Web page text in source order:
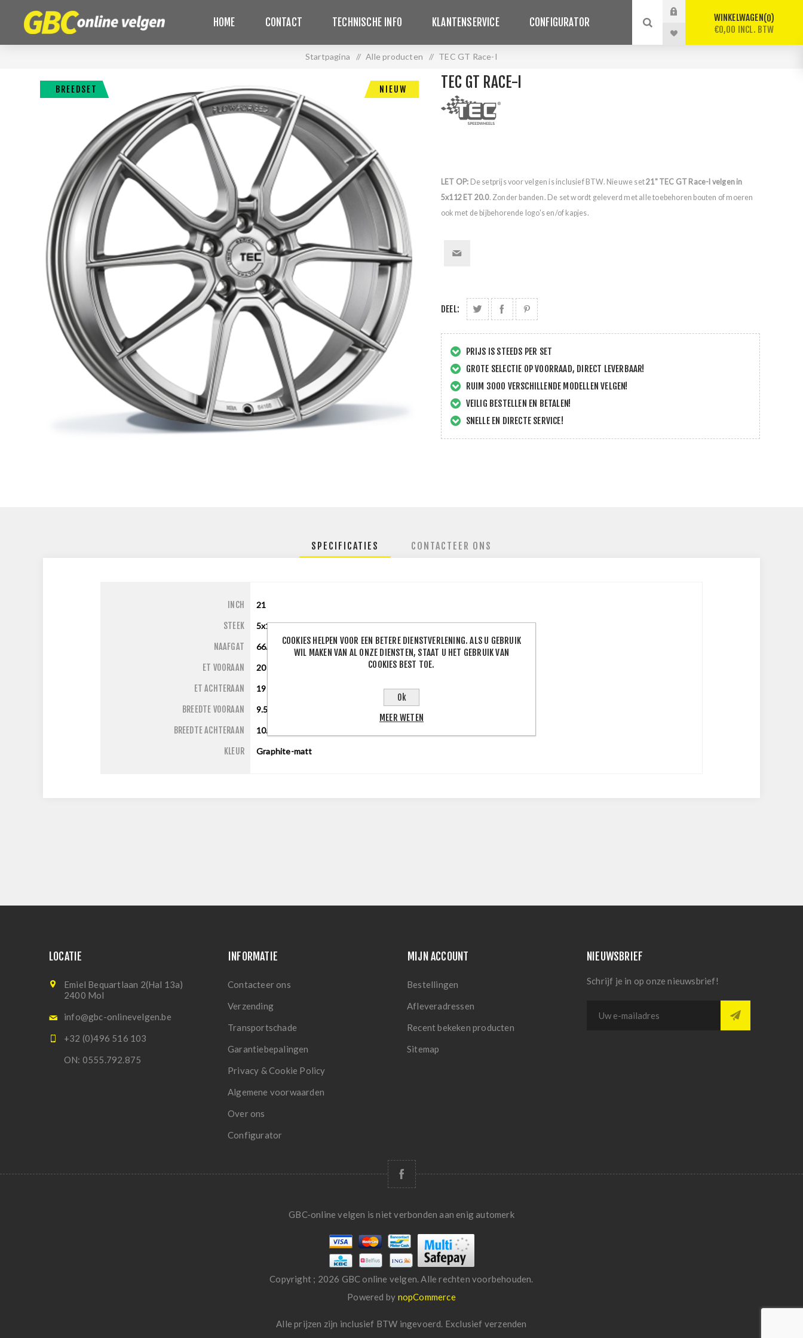
HOME CONTACT TECHNISCHE INFO KLANTENSERVICE CONFIGURATOR WINKELWAGEN 0
€0,00 INCL. BTW
Startpagina / Alle producten / TEC GT Race-I
BREEDSET NIEUW TEC GT RACE-I
LET OP: De setprijs voor velgen is inclusief BTW. Nieuwe set21" TEC GT Race-I velgen in
5x112 ET 20.0. Zonder banden. De set wordt geleverd met alle toebehoren bouten of moeren
ook met de bijbehorende logo's en/of kapjes.
DEEL:
PRIJS IS STEEDS PER SET
GROTE SELECTIE OP VOORRAAD, DIRECT LEVERBAAR!
RUIM 3000 VERSCHILLENDE MODELLEN VELGEN!
VEILIG BESTELLEN EN BETALEN!
SNELLE EN DIRECTE SERVICE!
SPECIFICATIES CONTACTEER ONS
INCH 21
STEEK 5x112
NAAFGAT 66.60
ET VOORAAN 20
ET ACHTERAAN 19
BREEDTE VOORAAN 9.50
BREEDTE ACHTERAAN 10.50
KLEUR Graphite-matt
LOCATIE
Emiel Bequartlaan 2(Hal 13a)
2400 Mol
info@gbc-onlinevelgen.be
+32 (0)496 516 103
ON: 0555.792.875
INFORMATIE
Contacteer ons
Verzending
Transportschade
Garantiebepalingen
Privacy & Cookie Policy
Algemene voorwaarden
Over ons
Configurator
MIJN ACCOUNT
Bestellingen
Afleveradressen
Recent bekeken producten
Sitemap
NIEUWSBRIEF
Schrijf je in op onze nieuwsbrief!
GBC-online velgen is niet verbonden aan enig automerk
Copyright ; 2026 GBC online velgen. Alle rechten voorbehouden.
Powered by nopCommerce
Alle prijzen zijn inclusief BTW ingevoerd. Exclusief verzenden
COOKIES HELPEN VOOR EEN BETERE DIENSTVERLENING. ALS U GEBRUIK
WIL MAKEN VAN AL ONZE DIENSTEN, STAAT U HET GEBRUIK VAN
COOKIES BEST TOE.
Ok
MEER WETEN